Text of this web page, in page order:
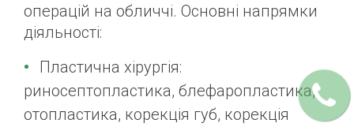
операцій на обличчі. Основні напрямки
діяльності:
Пластична хірургія:
риносептопластика, блефаропластика,
отопластика, корекція губ, корекція